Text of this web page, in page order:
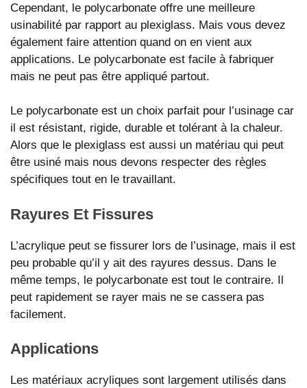
Cependant, le polycarbonate offre une meilleure
usinabilité par rapport au plexiglass. Mais vous devez
également faire attention quand on en vient aux
applications. Le polycarbonate est facile à fabriquer
mais ne peut pas être appliqué partout.
Le polycarbonate est un choix parfait pour l’usinage car
il est résistant, rigide, durable et tolérant à la chaleur.
Alors que le plexiglass est aussi un matériau qui peut
être usiné mais nous devons respecter des règles
spécifiques tout en le travaillant.
Rayures Et Fissures
L’acrylique peut se fissurer lors de l’usinage, mais il est
peu probable qu’il y ait des rayures dessus. Dans le
même temps, le polycarbonate est tout le contraire. Il
peut rapidement se rayer mais ne se cassera pas
facilement.
Applications
Les matériaux acryliques sont largement utilisés dans